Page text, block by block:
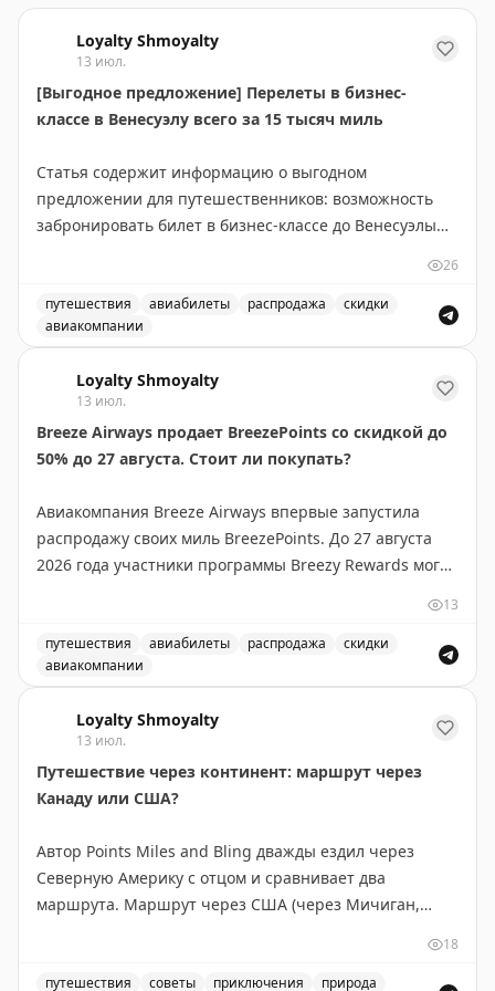
Loyalty Shmoyalty
13 июл.
[Выгодное предложение] Перелеты в бизнес-
классе в Венесуэлу всего за 15 тысяч миль
Статья содержит информацию о выгодном
предложении для путешественников: возможность
забронировать билет в бизнес-классе до Венесуэлы
своей программе лояльности авиакомпании. Такие
предложения встречаются редко и позволяют
Рекомендуется следить за подобными alert'ами, чтобы
не пропустить выгодные варианты бронирования.
Juan Ruiz| Original
26
путешествия авиабилеты распродажа
скидки
авиакомпании
Loyalty Shmoyalty
13 июл.
Breeze Airways продает BreezePoints со скидкой до
50% до 27 августа. Стоит ли покупать?
Авиакомпания Breeze Airways впервые запустила
распродажу своих миль BreezePoints. До 27 августа
2026 года участники программы Breezy Rewards могут
объема: 1000 баллов без скидки, 2000-4000 — 30%,
5000-9000 — 40%, 10000+ — 50%. Баллы
держателей карты Breeze Easy Visa. Тайлер Глатт
рекомендует покупать баллы только если вы найдете
выгодные перелеты, где стоимость за балл
превышает 1,45¢. На некоторых маршрутах баллы
покупкой проверьте цены на сайте Breeze.
Tyler Glatt|Original
13
путешествия авиабилеты распродажа
скидки
авиакомпании
Loyalty Shmoyalty
13 июл.
Путешествие через континент: маршрут через
Канаду или США?
Автор Points Miles and Bling дважды ездил через
Северную Америку с отцом и сравнивает два
маршрута. Маршрут через США (через Мичиган,
экономнее по топливу — идеален, если спешите. Но
главное открытие — это не пейзажи, а люди и
18
путешествия советы приключения
природа